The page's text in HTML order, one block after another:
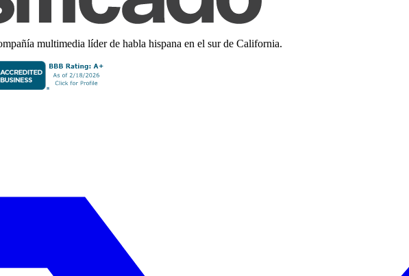
multimedia líder de habla hispana en el sur de California.